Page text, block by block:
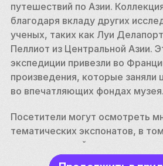
путешествий по Азии.
благодаря вкладу других
ученых, таких как Луи
Пеллиот из Центральной Азии.
экспедиции привезли во
произведения, которые заняли
во впечатляющих фондах музея.
Посетители могут осмотреть
тематических экспонатов, в
статуи, древний текстиль,
Одной из